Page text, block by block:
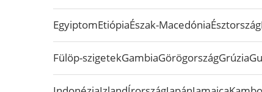
EgyiptomEtiópiaÉszak-MacedóniaÉsztország
Fülöp-szigetekGambiaGörögországGrúzia